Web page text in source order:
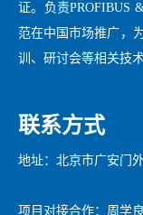
证。负责PROFIBUS
范在中国市场推广，
训、研讨会等相关技
联系方式
地址：北京市广安门
项目对接合作：周学良